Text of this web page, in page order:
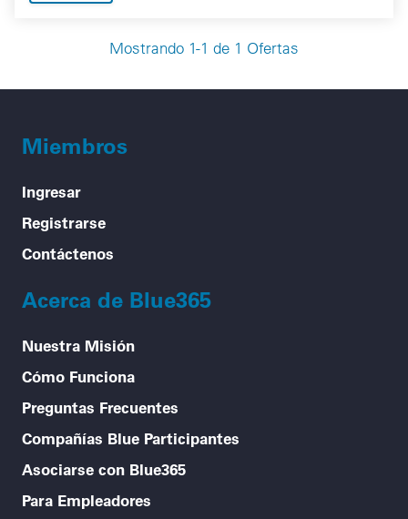
Mostrando 1-1 de 1 Ofertas
Miembros
Ingresar
Registrarse
Contáctenos
Acerca de Blue365
Nuestra Misión
Cómo Funciona
Preguntas Frecuentes
Compañías Blue Participantes
Asociarse con Blue365
Para Empleadores